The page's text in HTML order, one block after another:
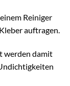
Reiniger
auftragen.
werden damit